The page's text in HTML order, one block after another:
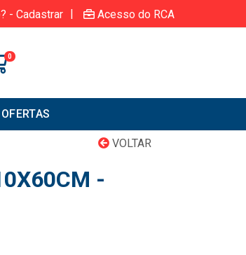
- Cadastrar | Acesso do RCA
0
OFERTAS
VOLTAR
-